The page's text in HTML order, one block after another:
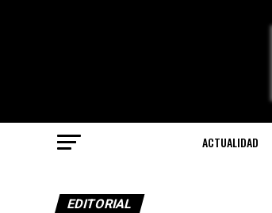
ACTUALIDAD
EDITORIAL